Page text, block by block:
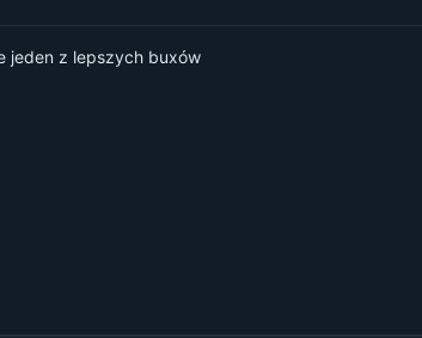
jeden z lepszych buxów